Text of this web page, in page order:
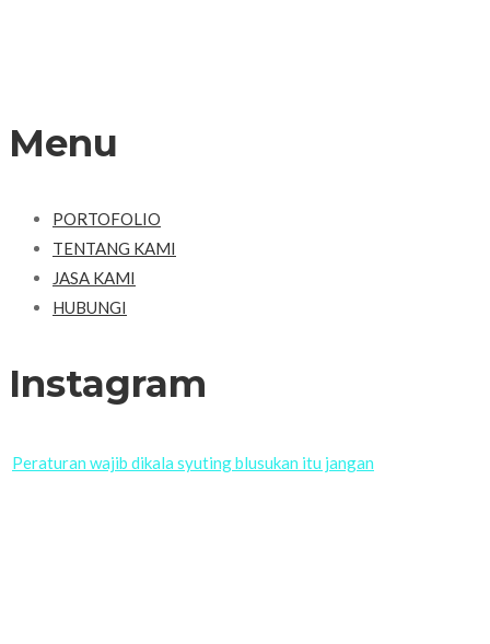
Menu
PORTOFOLIO
TENTANG KAMI
JASA KAMI
HUBUNGI
Instagram
Peraturan wajib dikala syuting blusukan itu jangan